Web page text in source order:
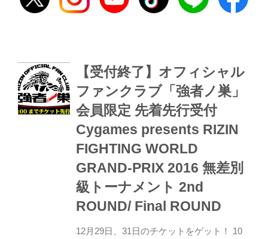
【受付終了】オフィシャル
ファンクラブ「強者ノ巣」
会員限定 先着先行受付
Cygames presents RIZIN
FIGHTING WORLD
GRAND-PRIX 2016 無差別
級トーナメント 2nd
ROUND/ Final ROUND
12月29日、31日のチケットをゲット！ 10